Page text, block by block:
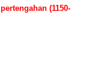
(1150-